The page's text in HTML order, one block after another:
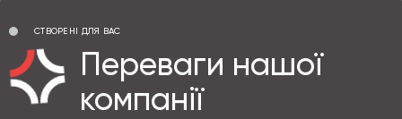
СТВОРЕНІ ДЛЯ ВАС
Переваги нашої
компанії